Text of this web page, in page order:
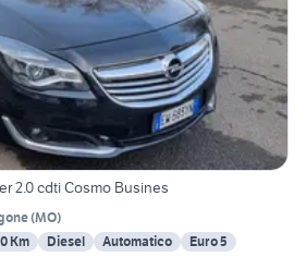
2.0 cdti Cosmo Busines
(MO)
Km Diesel Automatico Euro 5